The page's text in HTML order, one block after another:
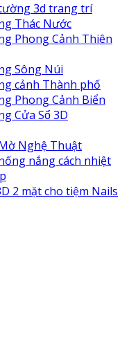
3d trang trí
Thác Nước
Phong Cảnh Thiên
Sông Núi
cảnh Thành phố
Phong Cảnh Biển
Cửa Sổ 3D
Nghệ Thuật
nắng cách nhiệt
2 mặt cho tiệm Nails